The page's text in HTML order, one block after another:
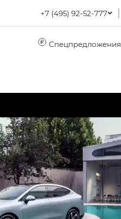
+7 (495) 92-52-777
Спецпредложения